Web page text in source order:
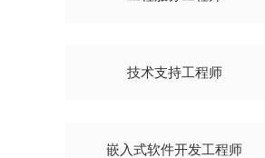
技术支持工程师
嵌入式软件开发工程师